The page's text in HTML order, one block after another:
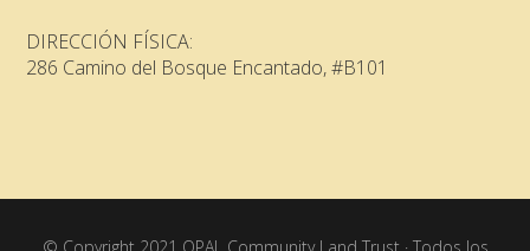
DIRECCIÓN FÍSICA:
286 Camino del Bosque Encantado, #B101